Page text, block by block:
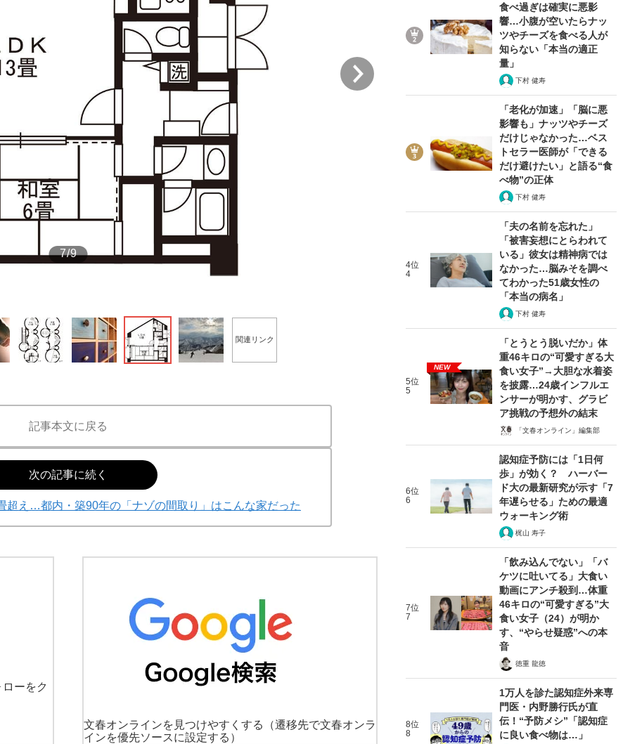
カー日本代表・森保一監督...
もっと見る
7/9
関連リンク
記事本文に戻る
次の記事に続く
超え…都内・築90年の「ナゾの間取り」はこんな家だった
ーをク
文春オンラインを見つけやすくする
（遷移先で文春オンラ
インを優先ソースに設定する）
食べ過ぎは確実に悪影
響…小腹が空いたらナッ
ツやチーズを食べる人が
知らない「本当の適正
量」
下村 健寿
「老化が加速」「脳に悪
影響も」ナッツやチーズ
だけじゃなかった…ベス
トセラー医師が「できる
だけ避けたい」と語る“食
べ物”の正体
下村 健寿
4位
4
「夫の名前を忘れた」
「被害妄想にとらわれて
いる」彼女は精神病では
なかった…脳みそを調べ
てわかった51歳女性の
「本当の病名」
下村 健寿
5位
5
NEW
「とうとう脱いだか」体
重46キロの“可愛すぎる大
食い女子”→大胆な水着姿
を披露…24歳インフルエ
ンサーが明かす、グラビ
ア挑戦の予想外の結末
「文春オンライン」編集部
6位
6
認知症予防には「1日何
歩」が効く？ ハーバー
ド大の最新研究が示す「7
年遅らせる」ための最適
ウォーキング術
梶山 寿子
7位
7
「飲み込んでない」「バ
ケツに吐いてる」大食い
動画にアンチ殺到…体重
46キロの“可愛すぎる”大
食い女子（24）が明か
す、“やらせ疑惑”への本
音
徳重 龍徳
8位
8
1万人を診た認知症外来専
門医・内野勝行氏が直
伝！“予防メシ”「認知症
に良い食べ物は…」